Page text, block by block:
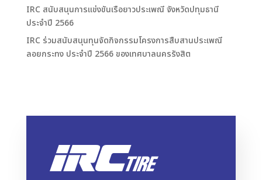
IRC สนับสนุนการแข่งขันเรือยาวประเพณี จังหวัดปทุมธานี
ประจำปี 2566
IRC ร่วมสนับสนุนทุนจัดกิจกรรมโครงการสืบสานประเพณี
ลอยกระทง ประจำปี 2566 ของเทศบาลนครรังสิต